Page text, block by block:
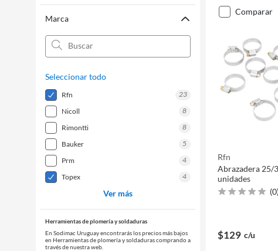
Marca
Seleccionar todo
rfn
23
nicoll
8
rimontti
8
bauker
5
prm
4
topex
4
Ver más
Herramientas de plomería y soldaduras
En Sodimac Uruguay encontrarás los precios más bajos
en Herramientas de plomería y soldaduras comprando a
través de nuestra web.
comparar
Rfn
Abrazadera 25/
unidades
(0
$129 c/u